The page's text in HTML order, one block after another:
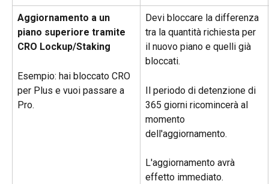
Aggiornamento a un
piano superiore tramite
CRO Lockup/Staking
Esempio: hai bloccato CRO
per Plus e vuoi passare a
Pro.
Devi bloccare la differenza
tra la quantità richiesta per
il nuovo piano e quelli già
bloccati.
Il periodo di detenzione di
365 giorni ricomincerà al
momento
dell'aggiornamento.
L'aggiornamento avrà
effetto immediato.